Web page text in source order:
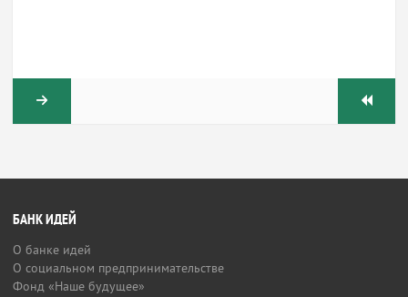
БАНК ИДЕЙ
О банке идей
О социальном предпринимательстве
Фонд «Наше будущее»